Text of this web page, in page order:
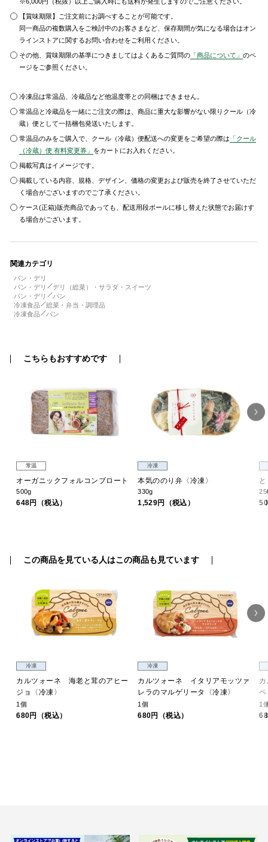
【賞味期限】ご注文前にお調べすることが可能です。
同一商品の複数購入をご検討中のお客さまなど、保存期間が気になる場合はオン
ラインストアに関するお問い合わせをご利用ください。
その他、賞味期限の基準につきましてはよくあるご質問の 「商品について」のペ
ージをご参照ください。
冷凍品は常温品、冷蔵品など他温度帯との同梱はできません。
常温品と冷蔵品を一緒にご注文の際は、商品に重大な影響がない限りクール（冷
蔵）便として一括梱包発送いたします。
常温品のみをご購入で、クール（冷蔵）便配送への変更をご希望の際は 「クール
（冷蔵）便 有料変更券」 をカートにお入れください。
掲載写真はイメージです。
掲載している内容、規格、デザイン、価格の変更および販売を終了させていただ
く場合がございますのでご了承ください。
ケース(正箱)販売商品であっても、配送用段ボールに移し替えた状態でお届けす
る場合がございます。
関連カテゴリ
パン・デリ
パン・デリ
デリ（総菜）・サラダ・スイーツ
パン・デリ
パン
冷凍食品
総菜・弁当・調理品
冷凍食品
パン
こちらもおすすめです
常温
オーガニックフォルコンブロート
500g
648円（税込）
冷凍
本気ののり弁〈冷凍〉
330g
1,529円（税込）
この商品を見ている人はこの商品も見ています
冷凍
カルツォーネ 海老と茸のアヒー
ジョ〈冷凍〉
1個
680円（税込）
冷凍
カルツォーネ イタリアモッツァ
レラのマルゲリータ〈冷凍〉
1個
680円（税込）
1